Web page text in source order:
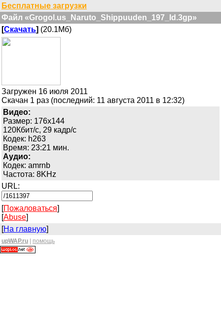
Бесплатные загрузки
Файл «Grogol.us_Naruto_Shippuuden_197_Id.3gp»
[Скачать] (20.1Мб)
Загружен 16 июля 2011
Скачан 1 раз (последний: 11 августа 2011 в 12:32)
Видео:
Размер: 176x144
120Кбит/с, 29 кадр/с
Кодек: h263
Время: 23:21 мин.
Аудио:
Кодек: amrnb
Частота: 8KHz
URL:
[Пожаловаться]
[Abuse]
[На главную]
upWAP.ru помощь